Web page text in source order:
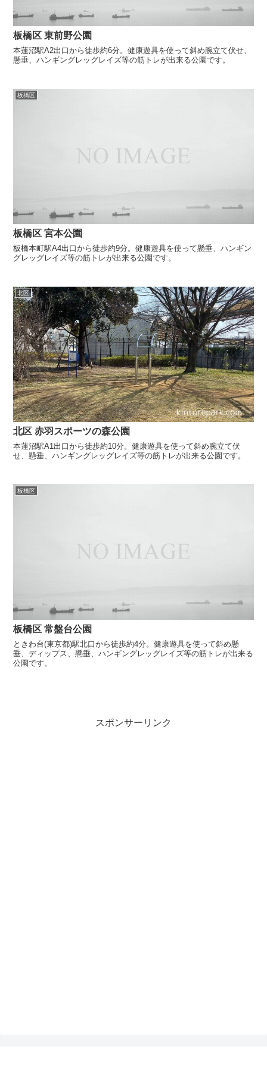
板橋区 東前野公園
本蓮沼駅A2出口から徒歩約6分。健康遊具を使って斜め腕立て伏せ、
懸垂、ハンギングレッグレイズ等の筋トレが出来る公園です。
板橋区
板橋区 宮本公園
板橋本町駅A4出口から徒歩約9分。健康遊具を使って懸垂、ハンギン
グレッグレイズ等の筋トレが出来る公園です。
北区
北区 赤羽スポーツの森公園
本蓮沼駅A1出口から徒歩約10分。健康遊具を使って斜め腕立て伏
せ、懸垂、ハンギングレッグレイズ等の筋トレが出来る公園です。
板橋区
板橋区 常盤台公園
ときわ台(東京都)駅北口から徒歩約4分。健康遊具を使って斜め懸
垂、ディップス、懸垂、ハンギングレッグレイズ等の筋トレが出来る
公園です。
スポンサーリンク